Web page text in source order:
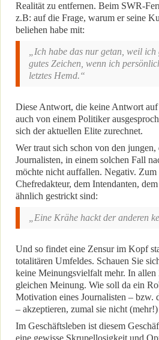
Realität zu entfernen. Beim SWR-
z.B: auf die Frage, warum er seine
beliehen habe mit:
„Ich habe das nur getan, weil
gutes Zeichen, wenn ich
letztes Hemd.“
Diese Antwort, die keine Antwort auf
auch von einem Politiker
sich der aktuellen Elite zurechnet.
Wer traut sich schon von den jungen,
Journalisten, in einem solchen Fall
möchte nicht auffallen. Negativ. Zum
Chefredakteur, dem Intendanten,
ähnlich gestrickt sind:
„Eine Krähe hackt der anderen
Und so findet eine Zensur im Kopf
totalitären Umfeldes. Schauen Sie
keine Meinungsvielfalt mehr. In allen
gleichen Meinung. Wie soll da ein
Motivation eines Journalisten –
– akzeptieren, zumal sie nicht
Im Geschäftsleben ist diesem